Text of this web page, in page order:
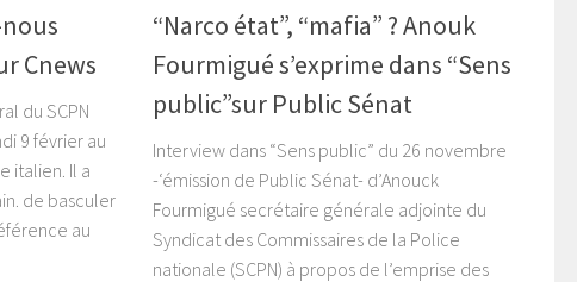
Cnews
du SCPN
9 février au
italien. Il a
de basculer
au
“Narco état”, “mafia” ? Anouk
Fourmigué s’exprime dans “Sens
public”sur Public Sénat
Interview dans “Sens public” du 26 novembre
-‘émission de Public Sénat- d’Anouck
Fourmigué secrétaire générale adjointe du
Syndicat des Commissaires de la Police
nationale (SCPN) à propos de l’emprise des